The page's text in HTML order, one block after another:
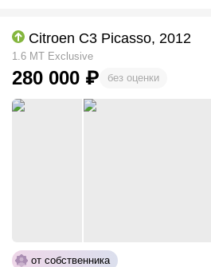
Citroen C3 Picasso, 2012
1.6 MT Exclusive
280 000 ₽ без оценки
от собственника